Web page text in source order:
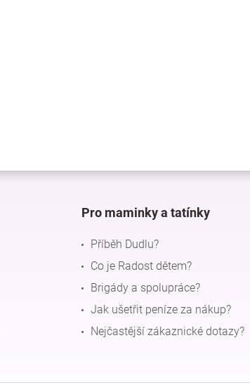
Pro maminky a tatínky
Příběh Dudlu?
Co je Radost dětem?
Brigády a spolupráce?
Jak ušetřit peníze za nákup?
Nejčastější zákaznické dotazy?